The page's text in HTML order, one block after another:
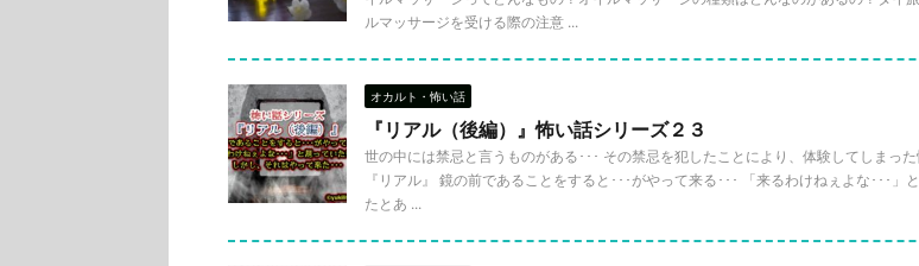
ルマッサージを受ける際の注意 ...
オカルト・怖い話
『リアル（後編）』怖い話シリーズ２３
世の中には禁忌と言うものがある･･･ その禁忌を犯したことにより、体験してしまった
『リアル』 鏡の前であることをすると･･･がやって来る･･･ 「来るわけねぇよな･･･」
たとあ ...